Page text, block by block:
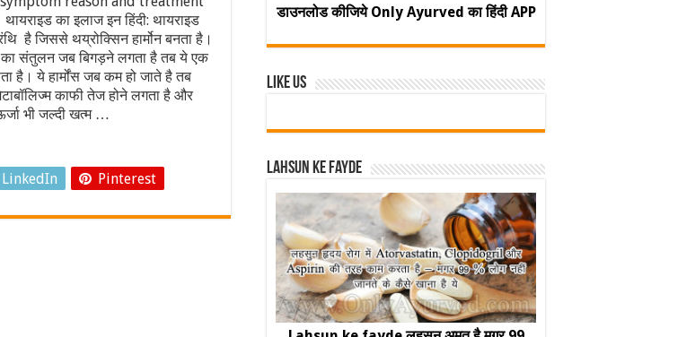
का इलाज इन हिंदी: थायराइड
है जिससे थय्रोक्सिन हार्मोन बनता है।
का संतुलन जब बिगड़ने लगता है तब ये एक
है। ये हार्मोंस जब कम हो जाते है तब
काफी तेज होने लगता है और
भी जल्दी खत्म …
LinkedIn Pinterest
डाउनलोड कीजिये Only Ayurved का हिंदी APP
Like Us
Lahsun ke fayde